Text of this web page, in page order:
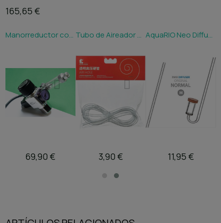
165,65 €
Manorreductor con Solenoide y Cuentaburbujas PezVerde V2.0 – Regulador de CO2 profesional para acuarios plantados
69,90 €
Tubo de Aireador Chihiros 2 Metros
3,90 €
AquaRIO Neo Diffuser CO2 Normal Original M - BROWN - CO2
11,95 €